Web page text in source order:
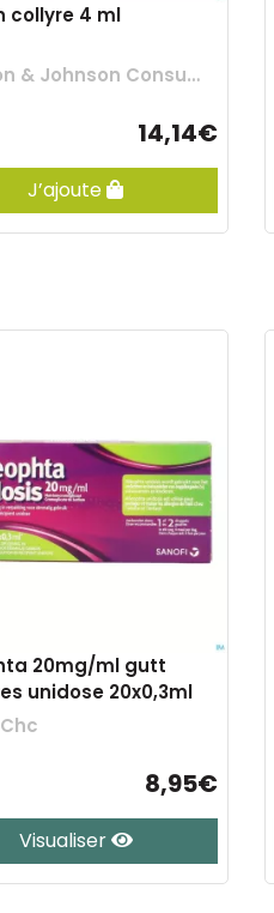
collyre 4 ml
Johnson & Johnson Consumer Otc
14,14€
J’ajoute
20mg/ml gutt
unidose 20x0,3ml
8,95€
Visualiser